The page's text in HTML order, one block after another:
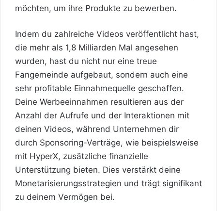
möchten, um ihre Produkte zu bewerben.
Indem du zahlreiche Videos veröffentlicht hast,
die mehr als 1,8 Milliarden Mal angesehen
wurden, hast du nicht nur eine treue
Fangemeinde aufgebaut, sondern auch eine
sehr profitable Einnahmequelle geschaffen.
Deine Werbeeinnahmen resultieren aus der
Anzahl der Aufrufe und der Interaktionen mit
deinen Videos, während Unternehmen dir
durch Sponsoring-Verträge, wie beispielsweise
mit HyperX, zusätzliche finanzielle
Unterstützung bieten. Dies verstärkt deine
Monetarisierungsstrategien und trägt signifikant
zu deinem Vermögen bei.